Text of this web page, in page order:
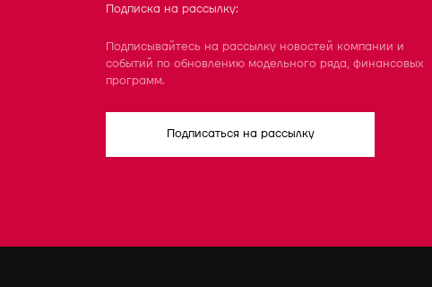
Подписка на рассылку:
Подписывайтесь на рассылку новостей компании и
событий по обновлению модельного ряда, финансовых
программ.
Подписаться на рассылку